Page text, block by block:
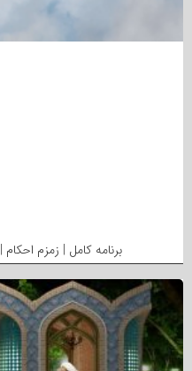
برنامه کامل | زمزم احکام | ۱۴۰۵.۴.۳۱ | استاد ابراهیمی